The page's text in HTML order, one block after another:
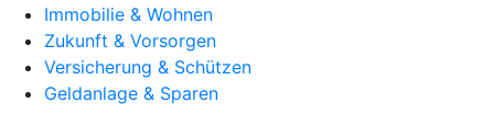
Immobilie & Wohnen
Zukunft & Vorsorgen
Versicherung & Schützen
Geldanlage & Sparen